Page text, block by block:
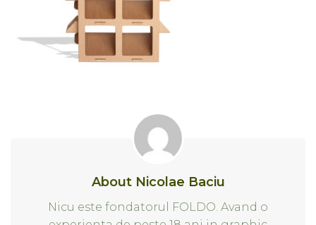
About Nicolae Baciu
Nicu este fondatorul FOLDO. Avand o